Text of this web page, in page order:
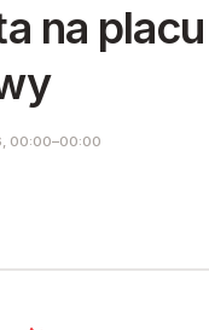
na placu
00:00–00:00